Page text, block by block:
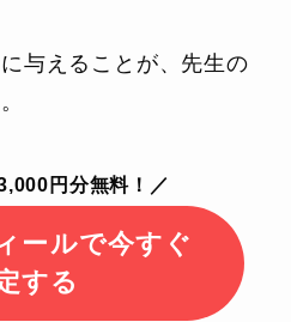
与えることが、先生の
円分無料！／
ールで今すぐ
する